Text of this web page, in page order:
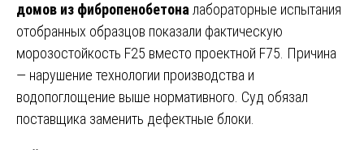
домов из фибропенобетоналабораторные испытания
отобранных образцов показали фактическую
морозостойкость F25 вместо проектной F75. Причина
— нарушение технологии производства и
водопоглощение выше нормативного. Суд обязал
поставщика заменить дефектные блоки.